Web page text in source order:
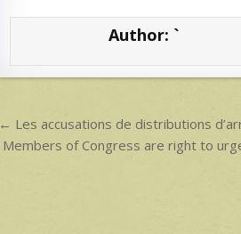
s
p
e Author: `
Post
navigation
← Les accusations de distributions
Members of Congress are right to